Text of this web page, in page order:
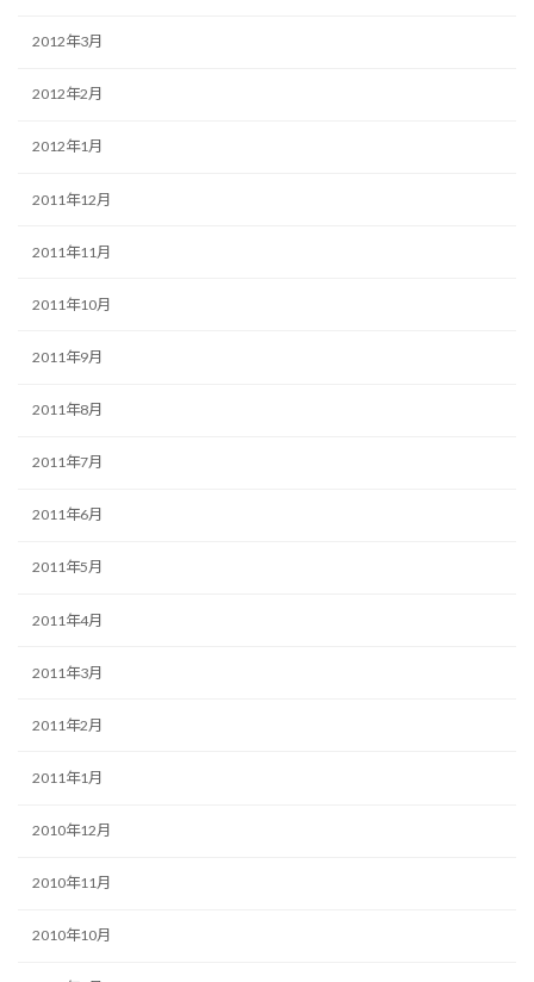
2012年3月
2012年2月
2012年1月
2011年12月
2011年11月
2011年10月
2011年9月
2011年8月
2011年7月
2011年6月
2011年5月
2011年4月
2011年3月
2011年2月
2011年1月
2010年12月
2010年11月
2010年10月